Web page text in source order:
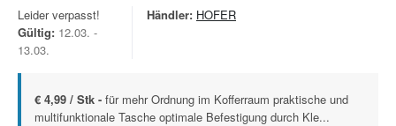
Leider verpasst!
Gültig: 12.03. -
13.03.
Händler: HOFER
€ 4,99 / Stk - für mehr Ordnung im Kofferraum praktische und
multifunktionale Tasche optimale Befestigung durch Kle...